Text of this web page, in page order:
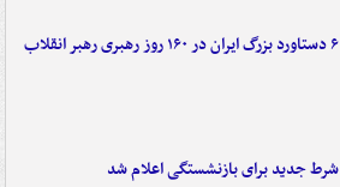
۶ دستاورد بزرگ ایران در ۱۶۰ روز رهبری رهبر انقلاب
شرط جدید برای بازنشستگی اعلام شد